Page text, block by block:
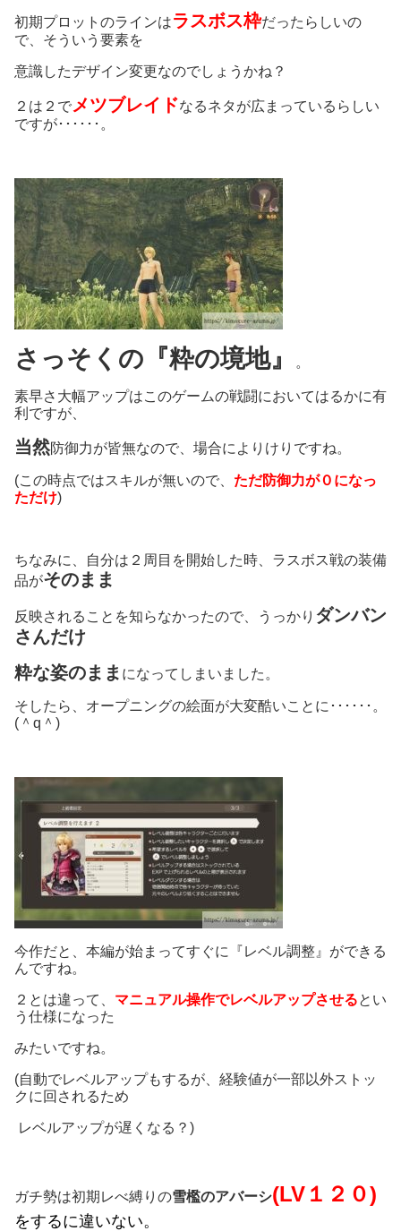
初期プロットのラインはラスボス枠だったらしいの
で、そういう要素を
意識したデザイン変更なのでしょうかね？
２は２でメツブレイドなるネタが広まっているらしい
ですが･･････。
さっそくの『粋の境地』 。
素早さ大幅アップはこのゲームの戦闘においてはるかに有
利ですが、
当然防御力が皆無なので、場合によりけりですね。
(この時点ではスキルが無いので、 ただ防御力が０になっ
ただけ)
ちなみに、自分は２周目を開始した時、ラスボス戦の装備
品がそのまま
反映されることを知らなかったので、うっかり ダンバン
さんだけ
粋な姿のまま になってしまいました。
そしたら、オープニングの絵面が大変酷いことに･･････。
(＾q＾)
今作だと、本編が始まってすぐに『レベル調整』ができる
んですね。
２とは違って、 マニュアル操作でレベルアップさせるとい
う仕様になった
みたいですね。
(自動でレベルアップもするが、経験値が一部以外ストッ
クに回されるため
レベルアップが遅くなる？)
ガチ勢は初期レべ縛りの雪檻のアバーシ(LV１２０)
をするに違いない。